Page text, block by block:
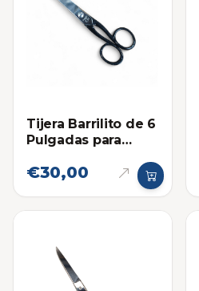
Tijera Barrilito de 6
Pulgadas para
Sastreria
€30,00